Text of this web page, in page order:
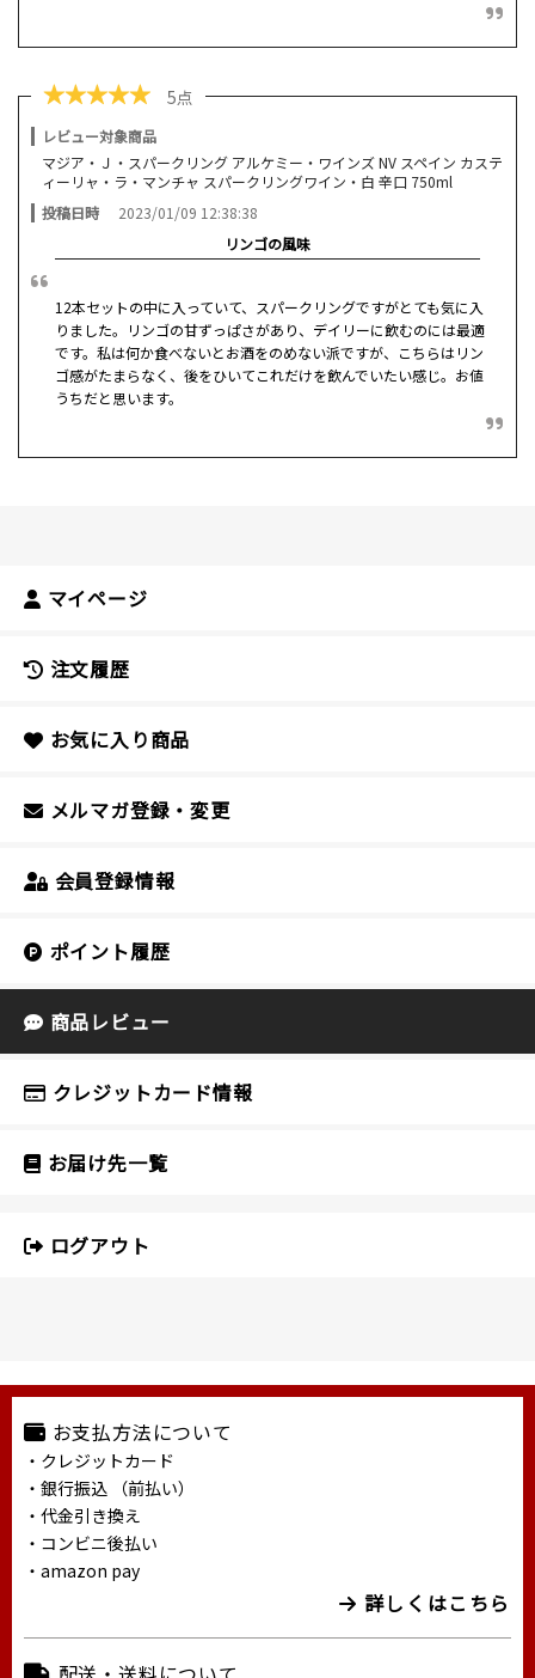
マイページ
注文履歴
お気に入り商品
メルマガ登録・変更
会員登録情報
ポイント履歴
商品レビュー
クレジットカード情報
お届け先一覧
ログアウト
★★★★★ 5点
レビュー対象商品
マジア・Ｊ・スパークリング アルケミー・ワインズ NV スペイン カステ
ィーリャ・ラ・マンチャ スパークリングワイン・白 辛口 750ml
投稿日時
2023/01/09 12:38:38
リンゴの風味
12本セットの中に入っていて、スパークリングですがとても気に入
りました。リンゴの甘ずっぱさがあり、デイリーに飲むのには最適
です。私は何か食べないとお酒をのめない派ですが、こちらはリン
ゴ感がたまらなく、後をひいてこれだけを飲んでいたい感じ。お値
うちだと思います。
お支払方法について
・クレジットカード
・銀行振込 （前払い）
・代金引き換え
・コンビニ後払い
・amazon pay
詳しくはこちら